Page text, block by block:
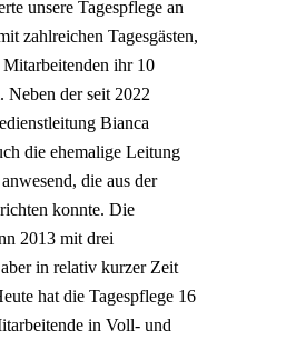
unsere Tagespflege an
zahlreichen Tagesgästen,
ihr 10
Neben der seit 2022
Bianca
die ehemalige Leitung
die aus der
konnte. Die
2013 mit drei
in relativ kurzer Zeit
hat die Tagespflege 16
in Voll- und